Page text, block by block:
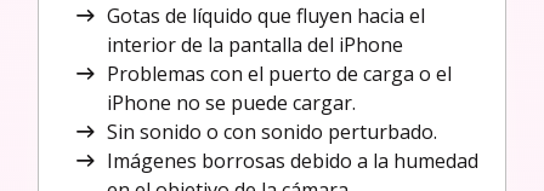
Gotas de líquido que fluyen hacia el
interior de la pantalla del iPhone
Problemas con el puerto de carga o el
iPhone no se puede cargar.
Sin sonido o con sonido perturbado.
Imágenes borrosas debido a la humedad